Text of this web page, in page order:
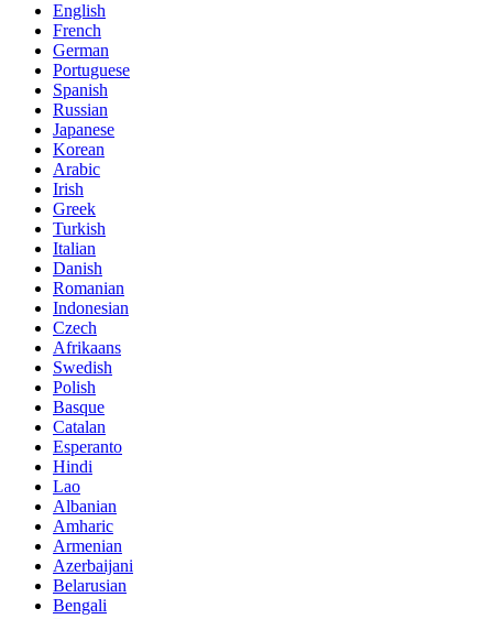
English
French
German
Portuguese
Spanish
Russian
Japanese
Korean
Arabic
Irish
Greek
Turkish
Italian
Danish
Romanian
Indonesian
Czech
Afrikaans
Swedish
Polish
Basque
Catalan
Esperanto
Hindi
Lao
Albanian
Amharic
Armenian
Azerbaijani
Belarusian
Bengali